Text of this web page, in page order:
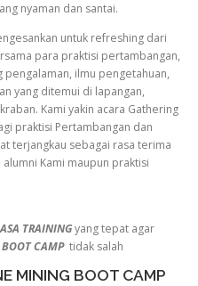
nyaman dan santai.
untuk refreshing dari
para praktisi pertambangan,
ilmu pengetahuan,
yang ditemui di lapangan,
Kami yakin acara Gathering
praktisi Pertambangan dan
terjangkau sebagai rasa terima
Kami maupun praktisi
TRAININGyang tepat agar
CAMP tidak salah
MINING BOOT CAMP